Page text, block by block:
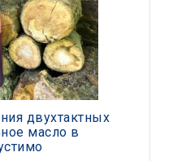
двухтактных
масло в